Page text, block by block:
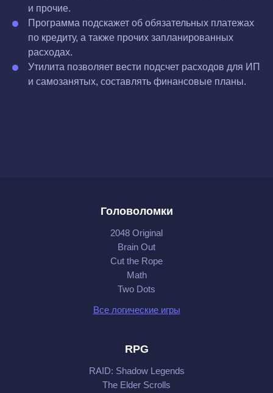
и прочие.
Программа подскажет об обязательных платежах
по кредиту, а также прочих запланированных
расходах.
Утилита позволяет вести подсчет расходов для ИП
и самозанятых, составлять финансовые планы.
Головоломки
2048 Original
Brain Out
Cut the Rope
Math
Two Dots
Все логические игры
RPG
RAID: Shadow Legends
The Elder Scrolls